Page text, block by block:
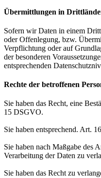
Übermittlungen in
Sofern wir Daten in einem
oder Offenlegung, bzw.
Verpflichtung oder auf
der besonderen
entsprechenden
Rechte der betroffenen
Sie haben das Recht, eine
15 DSGVO.
Sie haben entsprechend. Art.
Sie haben nach Maßgabe des
Verarbeitung der Daten zu
Sie haben das Recht zu